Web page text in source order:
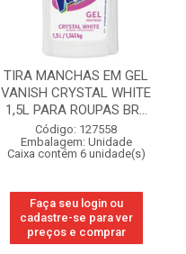
TIRA MANCHAS EM GEL
VANISH CRYSTAL WHITE
1,5L PARA ROUPAS BR...
Código: 127558
Embalagem: Unidade
Caixa contém 6 unidade(s)
Faça seu login ou
cadastre-se para ver
preços e comprar